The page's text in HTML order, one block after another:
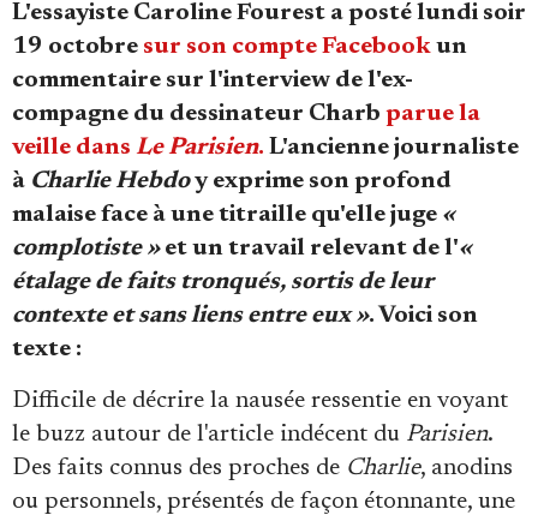
L'essayiste Caroline Fourest a posté lundi soir
19 octobre sur son compte Facebook un
commentaire sur l'interview de l'ex-
compagne du dessinateur Charb parue la
veille dans Le Parisien. L'ancienne journaliste
à Charlie Hebdoy exprime son profond
malaise face à une titraille qu'elle juge «
complotiste »et un travail relevant de l'«
étalage de faits tronqués, sortis de leur
contexte et sans liens entre eux ». Voici son
texte :
Difficile de décrire la nausée ressentie en voyant
le buzz autour de l'article indécent du Parisien.
Des faits connus des proches de Charlie, anodins
ou personnels, présentés de façon étonnante, une